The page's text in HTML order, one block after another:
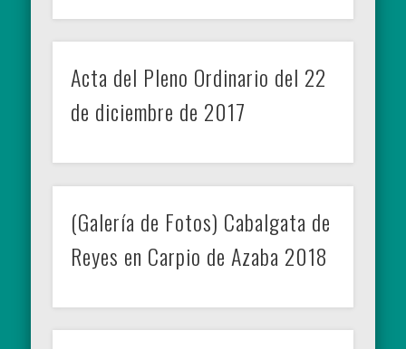
Acta del Pleno Ordinario del 22
de diciembre de 2017
(Galería de Fotos) Cabalgata de
Reyes en Carpio de Azaba 2018